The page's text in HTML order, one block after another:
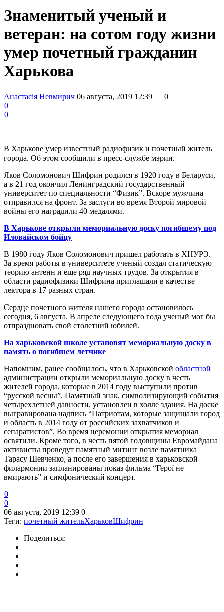
Знаменитый ученый и
ветеран: на сотом году жизни
умер почетный гражданин
Харькова
Анастасія Невмирич 06 августа, 2019 12:39
0
0
0
В Харькове умер известный радиофизик и почетный житель
города. Об этом сообщили в пресс-службе мэрии.
Яков Соломонович Шифрин родился в 1920 году в Беларуси,
а в 21 год окончил Ленинградский государственный
университет по специальности “Физик”. Вскоре мужчина
отправился на фронт. За заслуги во время Второй мировой
войны его наградили 40 медалями.
В Харькове открыли мемориальную доску погибшему под
Иловайском бойцу
В 1980 году Яков Соломонович пришел работать в ХНУРЭ.
За время работы в университете ученый создал статическую
теорию антенн и еще ряд научных трудов. За открытия в
области радиофизики Шифрина приглашали в качестве
лектора в 17 разных стран.
Сердце почетного жителя нашего города остановилось
сегодня, 6 августа. В апреле следующего года ученый мог бы
отпраздновать свой столетний юбилей.
На харьковской школе установят мемориальную доску в
память о погибшем летчике
Напомним, ранее сообщалось, что в Харьковской областной
администрации открыли мемориальную доску в честь
жителей города, которые в 2014 году выступили против
“русской весны”. Памятный знак, символизирующий события
четырехлетней давности, установлен в холле здания. На доске
выгравирована надпись “Патриотам, которые защищали город
и область в 2014 году от российских захватчиков и
сепаратистов”. Во время церемонии открытия мемориал
освятили. Кроме того, в честь пятой годовщины Евромайдана
активисты проведут памятный митинг возле памятника
Тарасу Шевченко, а после его завершения в харьковской
филармонии запланированы показ фильма “Герої не
вмирають” и симфонический концерт.
0
0
06 августа, 2019 12:39 0
Теги: почетный жительХарьковШифрин
Поделиться: